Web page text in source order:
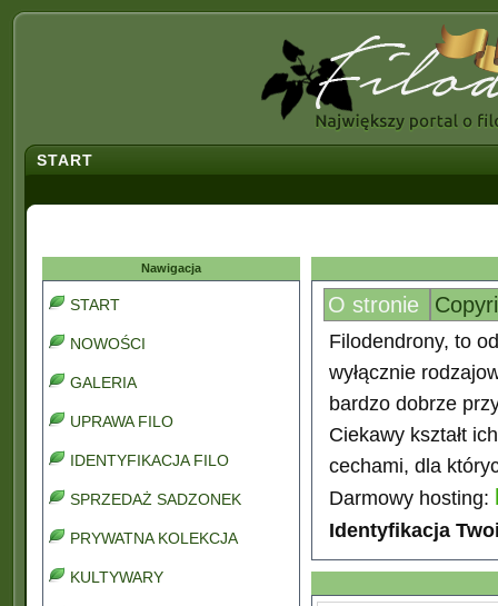
START
Nawigacja
START
NOWOŚCI
GALERIA
UPRAWA FILO
IDENTYFIKACJA FILO
SPRZEDAŻ SADZONEK
PRYWATNA KOLEKCJA
KULTYWARY
O stronie
Filodendrony, to
wyłącznie
bardzo dobrze
Ciekawy kształt
cechami, dla
Darmowy hosting:
Identyfikacja